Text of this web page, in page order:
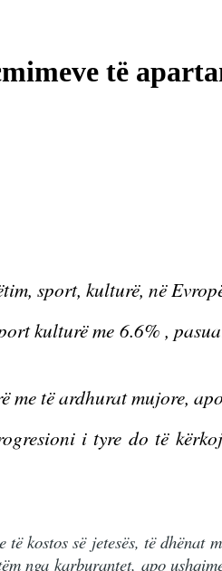
të
sport, kulturë, në
kulturë me 6.6% ,
të ardhurat mujore,
i tyre do të
kostos së jetesës, të dhënat
nga karburantet, apo